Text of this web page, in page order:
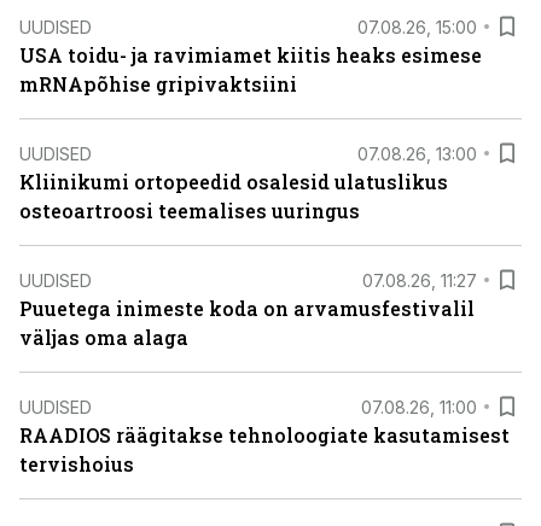
UUDISED 07.08.26, 15:00
USA toidu- ja ravimiamet kiitis heaks esimese
mRNApõhise gripivaktsiini
UUDISED 07.08.26, 13:00
Kliinikumi ortopeedid osalesid ulatuslikus
osteoartroosi teemalises uuringus
UUDISED 07.08.26, 11:27
Puuetega inimeste koda on arvamusfestivalil
väljas oma alaga
UUDISED 07.08.26, 11:00
RAADIOS räägitakse tehnoloogiate kasutamisest
tervishoius